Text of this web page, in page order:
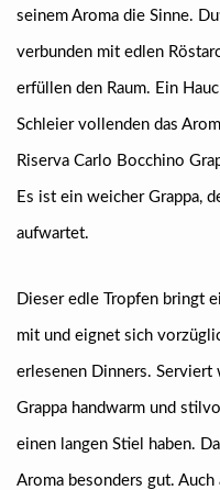
seinem Aroma die Sinne.
verbunden mit edlen
erfüllen den Raum. Ein
Schleier vollenden das
Riserva Carlo Bocchino
Es ist ein weicher Grappa,
aufwartet.
Dieser edle Tropfen bringt
mit und eignet sich
erlesenen Dinners. Serviert
Grappa handwarm und
einen langen Stiel haben.
Aroma besonders gut.